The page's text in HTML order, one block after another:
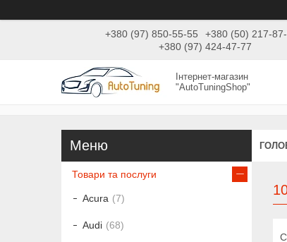
+380 (97) 850-55-55
+380 (50) 217-
+380 (97) 424-47-77
Інтернет-магазин
"AutoTuningShop"
Товари та послуги
Acura 7
Audi 68